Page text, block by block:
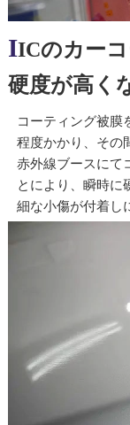
IICのカー
硬度が高く
コーティング被膜
程度かかり、その
赤外線ブースにて
とにより、瞬時に
細な小傷が付着し